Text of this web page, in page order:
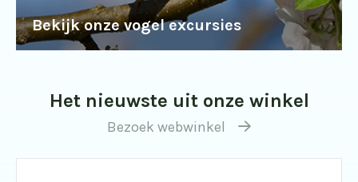
Bekijk onze vogel excursies
Het nieuwste uit onze winkel
Bezoek webwinkel